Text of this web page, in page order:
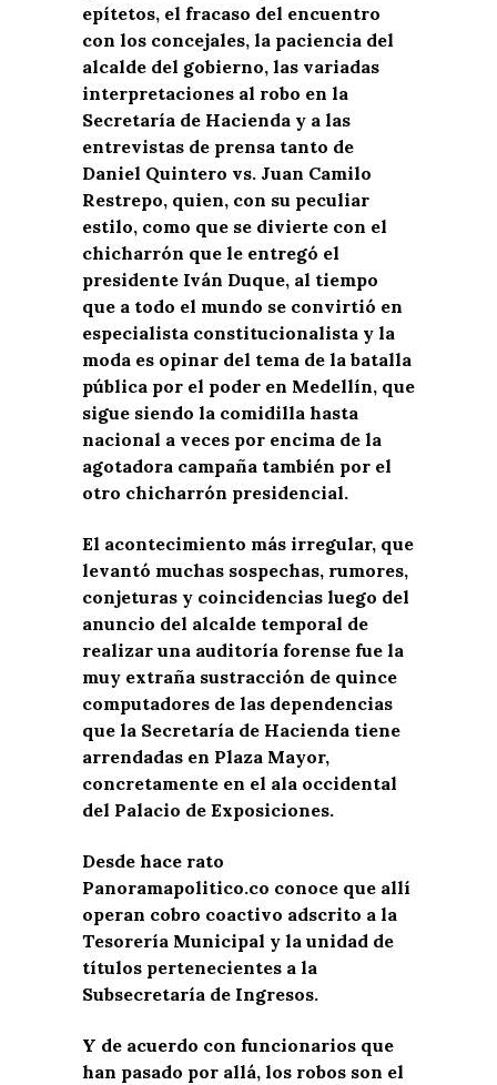
epítetos, el fracaso del encuentro
con los concejales, la paciencia del
alcalde del gobierno, las variadas
interpretaciones al robo en la
Secretaría de Hacienda y a las
entrevistas de prensa tanto de
Daniel Quintero vs. Juan Camilo
Restrepo, quien, con su peculiar
estilo, como que se divierte con el
chicharrón que le entregó el
presidente Iván Duque, al tiempo
que a todo el mundo se convirtió en
especialista constitucionalista y la
moda es opinar del tema de la batalla
pública por el poder en Medellín, que
sigue siendo la comidilla hasta
nacional a veces por encima de la
agotadora campaña también por el
otro chicharrón presidencial.
El acontecimiento más irregular, que
levantó muchas sospechas, rumores,
conjeturas y coincidencias luego del
anuncio del alcalde temporal de
realizar una auditoría forense fue la
muy extraña sustracción de quince
computadores de las dependencias
que la Secretaría de Hacienda tiene
arrendadas en Plaza Mayor,
concretamente en el ala occidental
del Palacio de Exposiciones.
Desde hace rato
Panoramapolitico.co conoce que allí
operan cobro coactivo adscrito a la
Tesorería Municipal y la unidad de
títulos pertenecientes a la
Subsecretaría de Ingresos.
Y de acuerdo con funcionarios que
han pasado por allá, los robos son el